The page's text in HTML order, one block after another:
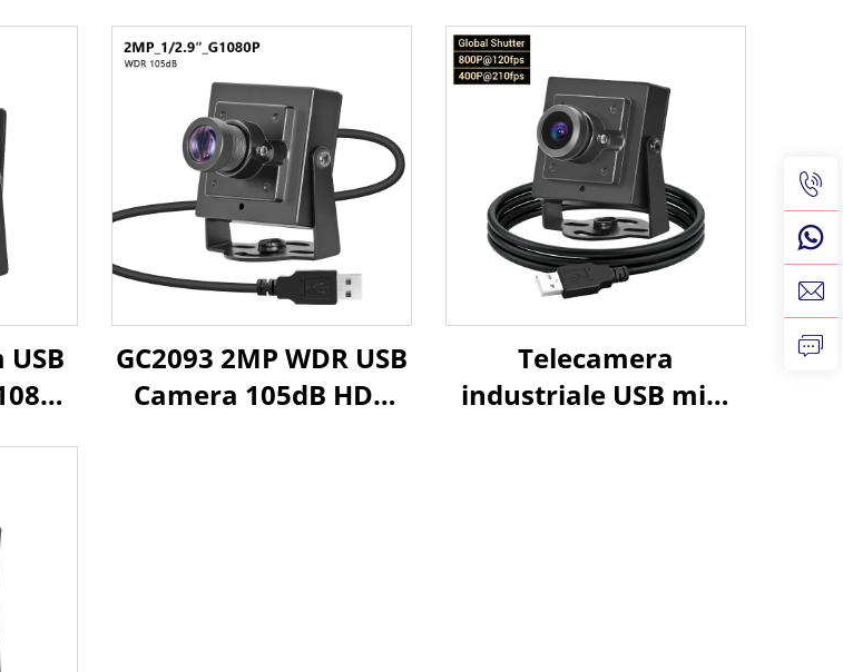
USB
GC2093 2MP WDR USB
Camera 105dB HDR
Telecamera
industriale USB mini